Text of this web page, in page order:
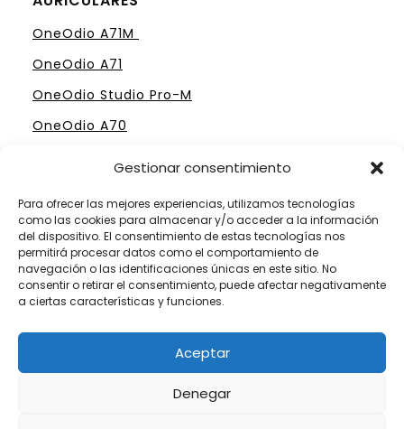
Gestionar consentimiento
Para ofrecer las mejores experiencias, utilizamos tecnologías
como las cookies para almacenar y/o acceder a la información
del dispositivo. El consentimiento de estas tecnologías nos
permitirá procesar datos como el comportamiento de
navegación o las identificaciones únicas en este sitio. No
consentir o retirar el consentimiento, puede afectar negativamente
a ciertas características y funciones.
Aceptar
Denegar
OneOdio A71M
OneOdio A71
OneOdio Studio Pro-M
OneOdio A70
ELIGE TU MESA DE MEZCLAS PERFECTA
Mesas Profesionales Hercules
Mesas más Caras de Pioneer
Mesas Numark por menos de 300 €